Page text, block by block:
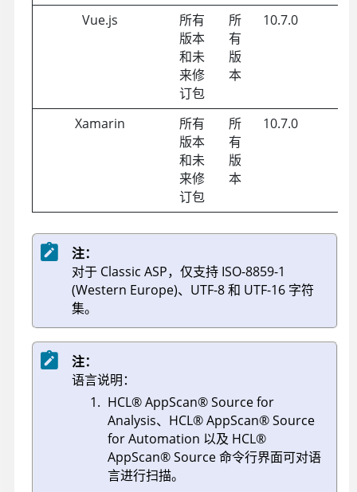
Vue.js
所有
版本
和未
来修
订包
所
有
版
本
10.7.0
Xamarin
所有
版本
和未
来修
订包
所
有
版
本
10.7.0
注：
对于 Classic ASP，仅支持 ISO-8859-1
(Western Europe)、UTF-8 和 UTF-16 字符
集。
注：
语言说明：
HCL®AppScan®Source for
Analysis、HCL® AppScan® Source
for Automation 以及 HCL®
AppScan®Source命令行界面可对语
言进行扫描。